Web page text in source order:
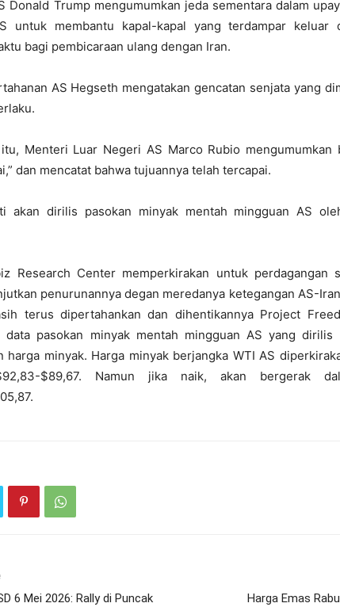
Donald Trump mengumumkan jeda sementara dalam
untuk membantu kapal-kapal yang terdampar keluar
bagi pembicaraan ulang dengan Iran.
AS Hegseth mengatakan gencatan senjata yang
Menteri Luar Negeri AS Marco Rubio mengumumkan
dan mencatat bahwa tujuannya telah tercapai.
akan dirilis pasokan minyak mentah mingguan AS
Research Center memperkirakan untuk perdagangan
penurunannya degan meredanya ketegangan AS-
terus dipertahankan dan dihentikannya Project
data pasokan minyak mentah mingguan AS yang
harga minyak. Harga minyak berjangka WTI AS
$89,67. Namun jika naik, akan bergerak
6 Mei 2026: Rally di Puncak
Harga Emas